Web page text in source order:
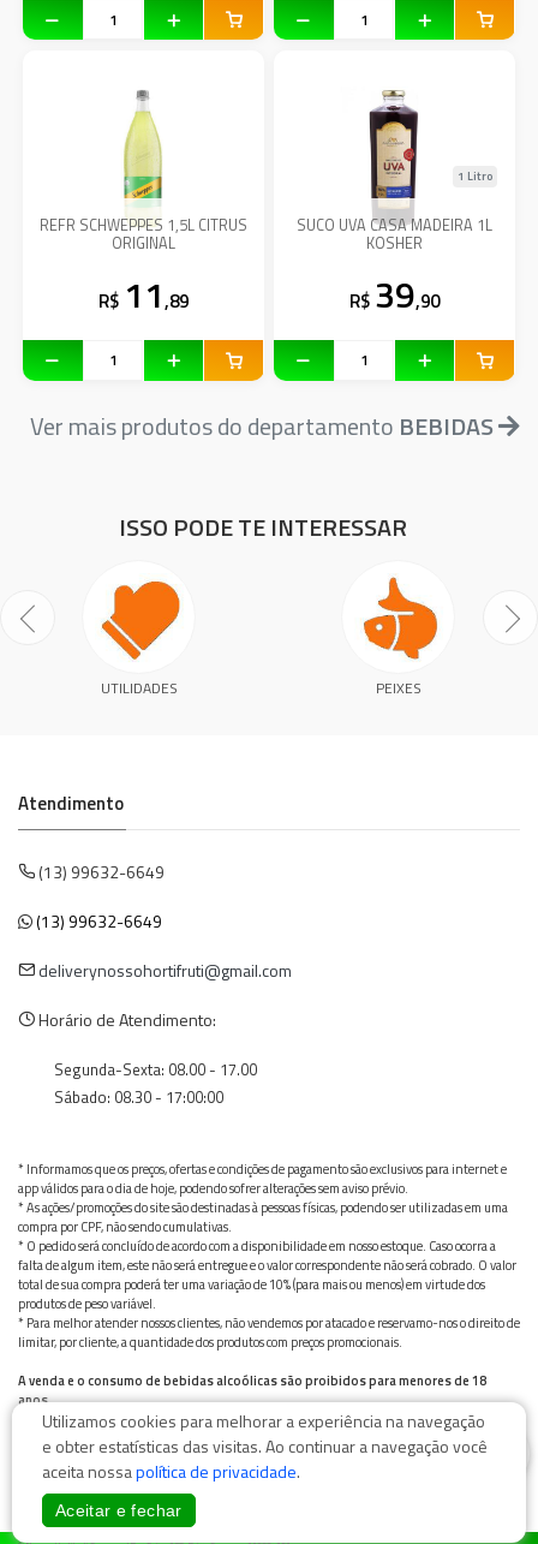
REFR SCHWEPPES 1,5L CITRUS
ORIGINAL
R$ 11,89
SUCO UVA CASA MADEIRA 1L
KOSHER
1 Litro
R$ 39,90
Ver mais produtos do departamento BEBIDAS
ISSO PODE TE INTERESSAR
UTILIDADES PEIXES
Atendimento
(13) 99632-6649
(13) 99632-6649
deliverynossohortifruti@gmail.com
Horário de Atendimento:
Segunda-Sexta: 08.00 - 17.00
Sábado: 08.30 - 17:00:00
* Informamos que os preços, ofertas e condições de pagamento são exclusivos para internet e
app válidos para o dia de hoje, podendo sofrer alterações sem aviso prévio.
* As ações/promoções do site são destinadas à pessoas físicas, podendo ser utilizadas em uma
compra por CPF, não sendo cumulativas.
* O pedido será concluído de acordo com a disponibilidade em nosso estoque. Caso ocorra a
falta de algum item, este não será entregue e o valor correspondente não será cobrado. O valor
total de sua compra poderá ter uma variação de 10% (para mais ou menos) em virtude dos
produtos de peso variável.
* Para melhor atender nossos clientes, não vendemos por atacado e reservamo-nos o direito de
limitar, por cliente, a quantidade dos produtos com preços promocionais.
A venda e o consumo de bebidas alcoólicas são proibidos para menores de 18
anos.
Bebida alcoólica pode causar dependência química e, em excesso, provoca graves males à saúde.
Beba com moderação
Utilizamos cookies para melhorar a experiência na navegação
e obter estatísticas das visitas. Ao continuar a navegação você
aceita nossapolítica de privacidade.
Aceitar e fechar